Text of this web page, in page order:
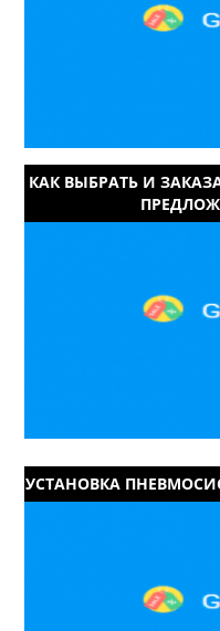
КАК ВЫБРАТЬ И
УСТАНОВКА